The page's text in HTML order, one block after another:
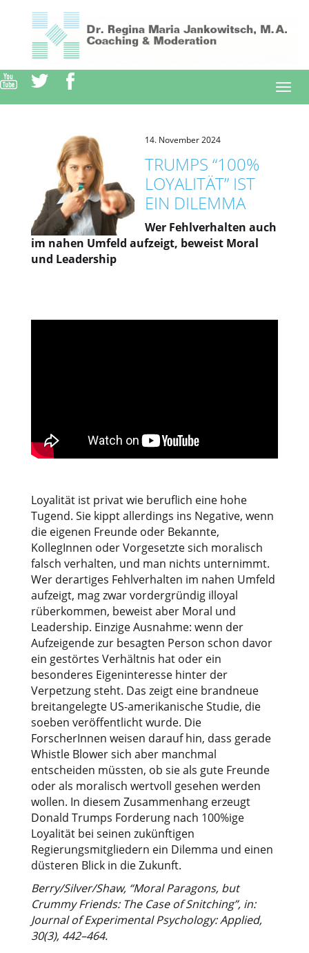
14. November 2024
TRUMPS “100%
LOYALITÄT” IST
EIN DILEMMA
Wer Fehlverhalten auch
im nahen Umfeld aufzeigt, beweist Moral
und Leadership
Loyalität ist privat wie beruflich eine hohe
Tugend. Sie kippt allerdings ins Negative, wenn
die eigenen Freunde oder Bekannte,
KollegInnen oder Vorgesetzte sich moralisch
falsch verhalten, und man nichts unternimmt.
Wer derartiges Fehlverhalten im nahen Umfeld
aufzeigt, mag zwar vordergründig illoyal
rüberkommen, beweist aber Moral und
Leadership. Einzige Ausnahme: wenn der
Aufzeigende zur besagten Person schon davor
ein gestörtes Verhältnis hat oder ein
besonderes Eigeninteresse hinter der
Verpetzung steht. Das zeigt eine brandneue
breitangelegte US-amerikanische Studie, die
soeben veröffentlicht wurde. Die
ForscherInnen weisen darauf hin, dass gerade
Whistle Blower sich aber manchmal
entscheiden müssten, ob sie als gute Freunde
oder als moralisch wertvoll gesehen werden
wollen. In diesem Zusammenhang erzeugt
Donald Trumps Forderung nach 100%ige
Loyalität bei seinen zukünftigen
Regierungsmitgliedern ein Dilemma und einen
düsteren Blick in die Zukunft.
Berry/Silver/Shaw, “Moral Paragons, but
Crummy Friends: The Case of Snitching”, in:
Journal of Experimental Psychology: Applied,
30(3), 442–464.